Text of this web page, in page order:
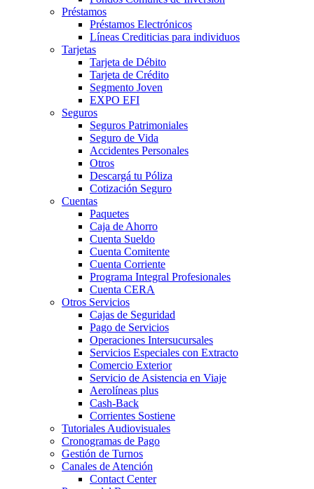
Préstamos
Préstamos Electrónicos
Líneas Crediticias para individuos
Tarjetas
Tarjeta de Débito
Tarjeta de Crédito
Segmento Joven
EXPO EFI
Seguros
Seguros Patrimoniales
Seguro de Vida
Accidentes Personales
Otros
Descargá tu Póliza
Cotización Seguro
Cuentas
Paquetes
Caja de Ahorro
Cuenta Sueldo
Cuenta Comitente
Cuenta Corriente
Programa Integral Profesionales
Cuenta CERA
Otros Servicios
Cajas de Seguridad
Pago de Servicios
Operaciones Intersucursales
Servicios Especiales con Extracto
Comercio Exterior
Servicio de Asistencia en Viaje
Aerolíneas plus
Cash-Back
Corrientes Sostiene
Tutoriales Audiovisuales
Cronogramas de Pago
Gestión de Turnos
Canales de Atención
Contact Center